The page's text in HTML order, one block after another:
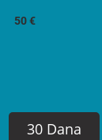
50 €
30 Dana